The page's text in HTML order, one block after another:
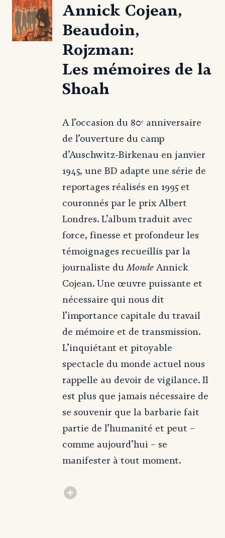
Annick Cojean,
Beaudoin,
Rojzman:
Les mémoires de la
Shoah
A l’occasion du 80ᵉ anniversaire
de l’ouverture du camp
d’Auschwitz-Birkenau en janvier
1945, une BD adapte une série de
reportages réalisés en 1995 et
couronnés par le prix Albert
Londres. L’album traduit avec
force, finesse et profondeur les
témoignages recueillis par la
journaliste duMonde Annick
Cojean. Une œuvre puissante et
nécessaire qui nous dit
l’importance capitale du travail
de mémoire et de transmission.
L’inquiétant et pitoyable
spectacle du monde actuel nous
rappelle au devoir de vigilance. Il
est plus que jamais nécessaire de
se souvenir que la barbarie fait
partie de l’humanité et peut –
comme aujourd’hui – se
manifester à tout moment.